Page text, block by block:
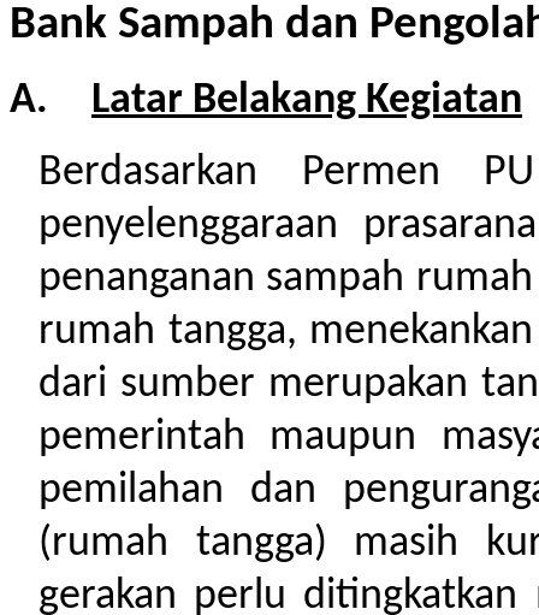
Bank Sampah dan
A.
Latar Belakang Kegiatan
Berdasarkan Permen
penyelenggaraan
penanganan sampah
rumah tangga,
dari sumber merupakan
pemerintah maupun
pemilahan dan
(rumah tangga) masih
gerakan perlu